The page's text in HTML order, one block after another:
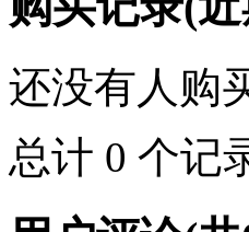
还没有人购
总计 0 个记